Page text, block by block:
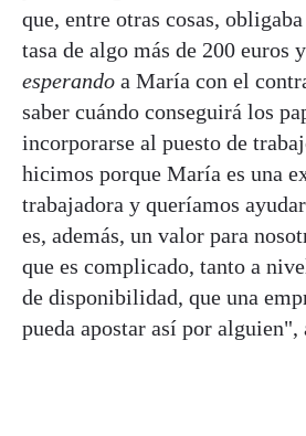
que, entre otras cosas,
tasa de algo más de 200 euros
esperando a María con el
saber cuándo conseguirá los
incorporarse al puesto de
hicimos porque María es una
trabajadora y queríamos
es, además, un valor para
que es complicado, tanto a
de disponibilidad, que una
pueda apostar así por alguien",